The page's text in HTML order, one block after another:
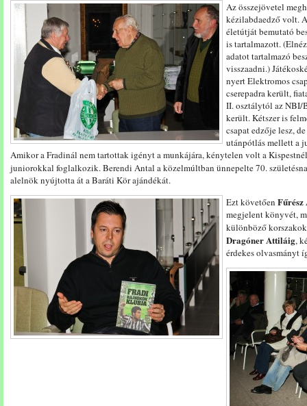
Az összejövetel
kézilabdaedző volt.
életútját bemutató
is tartalmazott.
adatot tartalmazó
visszaadni.)
nyert Elektromos
cserepadra került,
II. osztálytól az NBI/
került. Kétszer is
csapat edzője lesz,
utánpótlás mellett a
Amikor a Fradinál nem tartottak igényt a munkájára, kénytelen volt a
juniorokkal foglalkozik. Berendi Antal a közelmúltban ünnepelte 70.
alelnök nyújtotta át a Baráti Kör ajándékát.
Ezt követően
megjelent könyvét,
különböző
Dragóner Attiláig,
érdekes olvasmányt